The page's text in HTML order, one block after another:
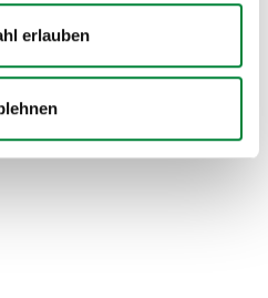
erlauben
als gemeinsames
Elemente
das Workbook als